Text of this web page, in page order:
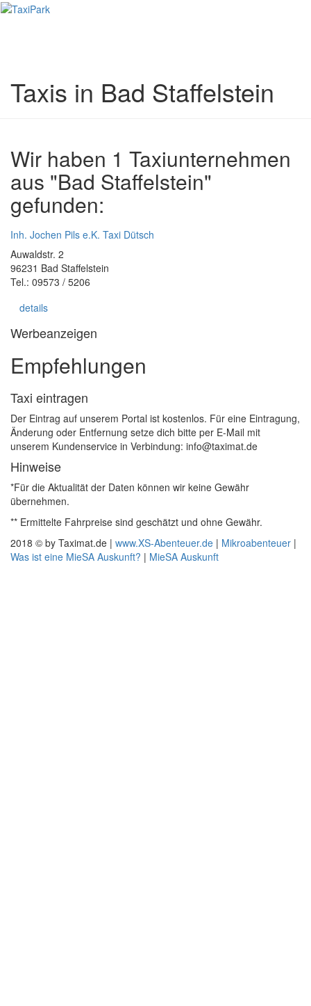
Taxis in Bad Staffelstein
Wir haben 1 Taxiunternehmen
aus "Bad Staffelstein"
gefunden:
Inh. Jochen Pils e.K. Taxi Dütsch
Auwaldstr. 2
96231 Bad Staffelstein
Tel.: 09573 / 5206
details
Werbeanzeigen
Empfehlungen
Taxi eintragen
Der Eintrag auf unserem Portal ist kostenlos. Für eine Eintragung,
Änderung oder Entfernung setze dich bitte per E-Mail mit
unserem Kundenservice in Verbindung: info@taximat.de
Hinweise
*Für die Aktualität der Daten können wir keine Gewähr
übernehmen.
** Ermittelte Fahrpreise sind geschätzt und ohne Gewähr.
2018 © by Taximat.de | www.XS-Abenteuer.de | Mikroabenteuer |
Was ist eine MieSA Auskunft? | MieSA Auskunft